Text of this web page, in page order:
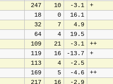
247
  10
-3.1
+
  18
   0
16.1
  32
   7
  4.9
  64
   4
19.5
109
  21
-3.1
++
119
  16
-13.7
+
113
   4
-2.5
169
   5
-4.6
++
217
  16
-2.9